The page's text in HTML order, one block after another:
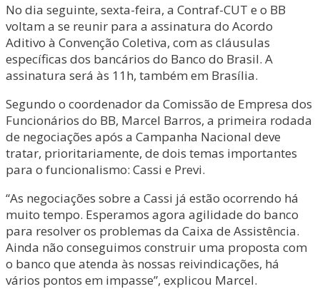
No dia seguinte, sexta-feira, a Contraf-CUT e o BB
voltam a se reunir para a assinatura do Acordo
Aditivo à Convenção Coletiva, com as cláusulas
específicas dos bancários do Banco do Brasil. A
assinatura será às 11h, também em Brasília.
Segundo o coordenador da Comissão de Empresa dos
Funcionários do BB, Marcel Barros, a primeira rodada
de negociações após a Campanha Nacional deve
tratar, prioritariamente, de dois temas importantes
para o funcionalismo: Cassi e Previ.
“As negociações sobre a Cassi já estão ocorrendo há
muito tempo. Esperamos agora agilidade do banco
para resolver os problemas da Caixa de Assistência.
Ainda não conseguimos construir uma proposta com
o banco que atenda às nossas reivindicações, há
vários pontos em impasse”, explicou Marcel.